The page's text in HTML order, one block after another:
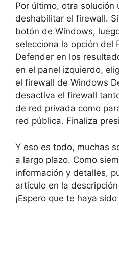
Por último, otra solución
deshabilitar el firewall.
botón de Windows,
selecciona la opción del
Defender en los
en el panel izquierdo,
el firewall de Windows
desactiva el firewall
de red privada como
red pública. Finaliza
Y eso es todo, muchas
a largo plazo. Como
información y detalles,
artículo en la
¡Espero que te haya